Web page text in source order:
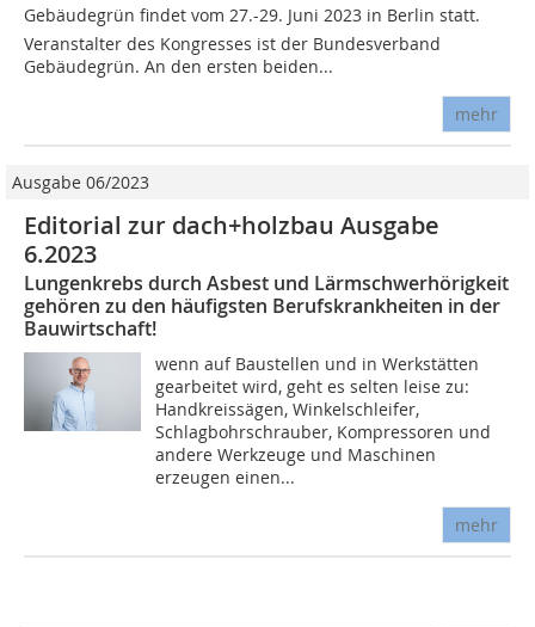
Gebäudegrün findet vom 27.-29. Juni 2023 in Berlin statt.
Veranstalter des Kongresses ist der Bundesverband
Gebäudegrün. An den ersten beiden...
mehr
Ausgabe 06/2023
Editorial zur dach+holzbau Ausgabe
6.2023
Lungenkrebs durch Asbest und Lärmschwerhörigkeit
gehören zu den häufigsten Berufskrankheiten in der
Bauwirtschaft!
wenn auf Baustellen und in Werkstätten
gearbeitet wird, geht es selten leise zu:
Handkreissägen, Winkelschleifer,
Schlagbohrschrauber, Kompressoren und
andere Werkzeuge und Maschinen
erzeugen einen...
mehr